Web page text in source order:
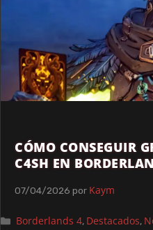
CÓMO CONSEGUIR
C4SH EN
07/04/2026 por Kaym
Borderlands 4, Destacados,